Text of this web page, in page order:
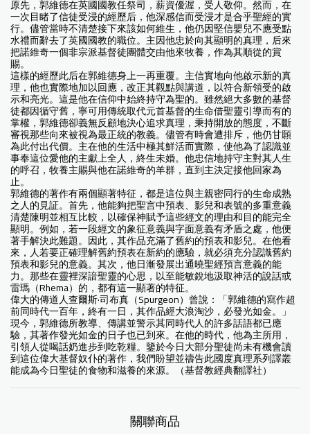
原先，郭維德在英國國教任祭司，薪資優渥，受人敬仰。然而，在
一次目睹了信徒受浸的經歷后，他深感信而受浸才是合乎聖經的實
行。儘管當時不清楚接下來該如何維生，他仍因堅信嬰兒不應受點
水禮而辭去了英國國教的職位。主因他忠於向其顯明的真理，后來
把諾維奇一個非宗派基督徒團體交由他來牧養，作為其順從的賞
賜。
這樣的經歷此后在郭維德身上一再重覆。主信實地向他啟示新的真
理，他也實際地加以回應，改正其觀點與講道，以符合新領受的啟
示和亮光。這是他在信仰中始終持守為聖的。雖然絕大多數的基督
徒都因循守舊，寧可用傳統取代元首基督的生命借聖靈引導而有的
掌權，郭維德卻義無反顧地決心追求真理，秉持開放的態度，不斷
審視那些向來被視為最正統的教義。儘管有時會遭排斥，他仍甘願
為此付出代價。主在他的生活中極其鮮活而實際，使他為了認識並
事奉這位愛他的主獻上全人，終生未婚。他忠信地持守主對其人生
的呼召，牧養主賜與他在諾維奇的羊群，直到主決定接他回家為
止。
郭維德的著作有兩個顯著特征，都是這位與主親密同行的生命成熟
之人的見証。首先，他能夠把聖言中預表、影兒和表號的多重意義
清楚陳明並相互比較，以確保神賦予這些經文的理由和目的能完全
顯明。例如，若一段經文的象征意義與字面意義有矛盾之處，他便
著手解決此難題。因此，其作品充滿了舊約的預表和影兒。在他看
來，人若要正確理解舊約預表在新約的應驗，就必須充分認識舊約
預表和影兒的意義。其次，他日漸發展出通曉聖經預言意義的能
力。那些在靈裡深諳聖靈的心思，以至能敏銳地汲取神活的說話或
雷瑪（Rhema）的，都有這一顯著的特征。
偉大的傳道人查爾斯·司布真（Spurgeon）曾說：「郭維德的寫作超
前同時代一百年，終有一日，其作品經大浪淘沙，必發光如金。」
現今，郭維德所教導、傳講並警示其同時代人的許多話語都已應
驗，其著作發光如金的日子也已到來。在他的時代，他為主所用，
引領人從喝話奶進步到吃乾糧。鑒於今日大部分聖徒尚未有機會讀
到這位偉大基督奴仆的著作，我們盼望並禱告此國度真理系列譯叢
能成為今日聖徒的食物和滋養的來源。（基督教經典翻譯社）
關聯商品